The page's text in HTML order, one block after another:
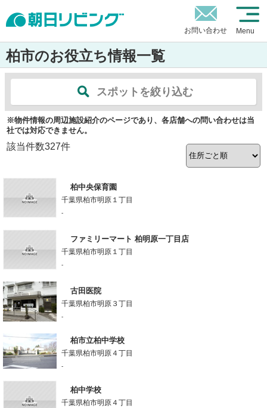
お問い合わせ Menu
柏市のお役立ち情報一覧
スポットを絞り込む
※物件情報の周辺施設紹介のページであり、各店舗への問い合わせは当
社では対応できません。
該当件数327件
柏中央保育園
千葉県柏市明原１丁目
-
ファミリーマート 柏明原一丁目店
千葉県柏市明原１丁目
-
古田医院
千葉県柏市明原３丁目
-
柏市立柏中学校
千葉県柏市明原４丁目
-
柏中学校
千葉県柏市明原４丁目